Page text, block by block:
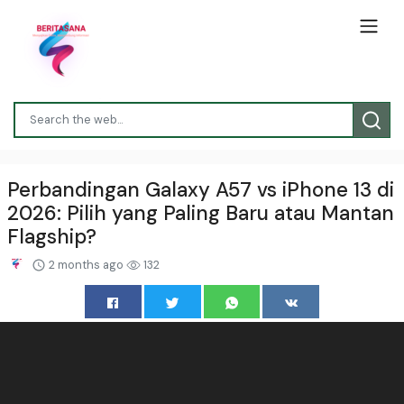
Perbandingan Galaxy A57 vs iPhone 13 di
2026: Pilih yang Paling Baru atau Mantan
Flagship?
2 months ago 132